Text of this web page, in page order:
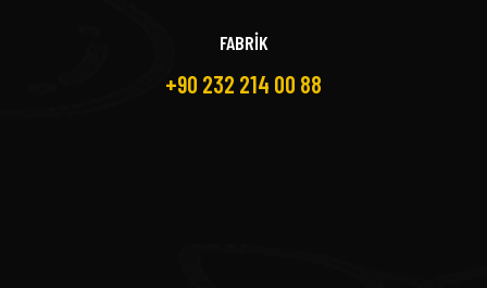
FABRİK
+90 232 214 00 88